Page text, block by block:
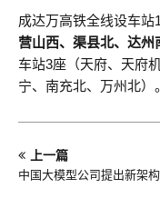
成达万高铁全线设车站
营山西、渠县北、达州
车站3座（天府、天府
宁、南充北、万州北）。
上一篇
中国大模型公司提出新架